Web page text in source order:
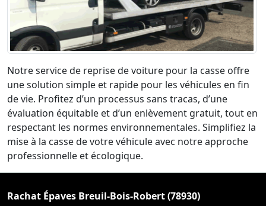
Notre service de reprise de voiture pour la casse offre
une solution simple et rapide pour les véhicules en fin
de vie. Profitez d’un processus sans tracas, d’une
évaluation équitable et d’un enlèvement gratuit, tout en
respectant les normes environnementales. Simplifiez la
mise à la casse de votre véhicule avec notre approche
professionnelle et écologique.
Rachat Épaves Breuil-Bois-Robert (78930)